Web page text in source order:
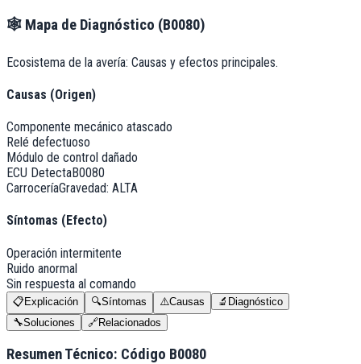
🕸️ Mapa de Diagnóstico (B0080)
Ecosistema de la avería: Causas y efectos principales.
Causas (Origen)
Componente mecánico atascado
Relé defectuoso
Módulo de control dañado
ECU DetectaB0080
CarroceríaGravedad: ALTA
Síntomas (Efecto)
Operación intermitente
Ruido anormal
Sin respuesta al comando
📋 Explicación 🔍Síntomas ⚠️Causas 🔬 Diagnóstico
🔧Soluciones 🔗Relacionados
Resumen Técnico: Código B0080